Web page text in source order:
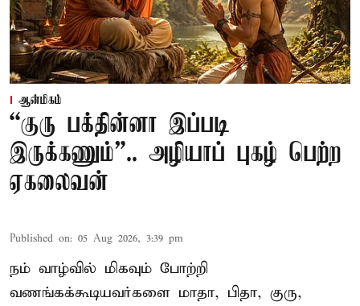
ஆன்மிகம்
“குரு பக்தின்னா இப்படி
இருக்கணும்”.. அழியாப் புகழ் பெற்ற
ஏகலைவன்
Published on: 05 Aug 2026, 3:39 pm
நம் வாழ்வில் மிகவும் போற்றி
வணங்கக்கூடியவர்களை மாதா, பிதா, குரு,